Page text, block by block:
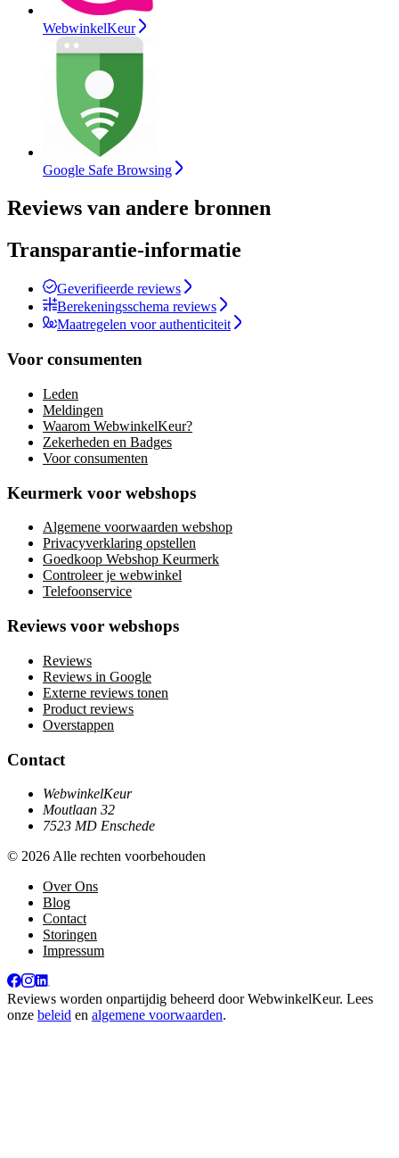
WebwinkelKeur
Google Safe Browsing
Reviews van andere bronnen
Transparantie-informatie
Geverifieerde reviews
Berekeningsschema reviews
Maatregelen voor authenticiteit
Voor consumenten
Leden
Meldingen
Waarom WebwinkelKeur?
Zekerheden en Badges
Voor consumenten
Keurmerk voor webshops
Algemene voorwaarden webshop
Privacyverklaring opstellen
Goedkoop Webshop Keurmerk
Controleer je webwinkel
Telefoonservice
Reviews voor webshops
Reviews
Reviews in Google
Externe reviews tonen
Product reviews
Overstappen
Contact
WebwinkelKeur
Moutlaan 32
7523 MD Enschede
© 2026 Alle rechten voorbehouden
Over Ons
Blog
Contact
Storingen
Impressum
Reviews worden onpartijdig beheerd doorWebwinkelKeur. Lees
onze beleid en algemene voorwaarden.